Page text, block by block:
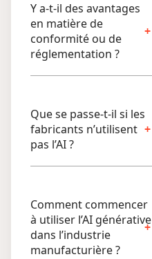
Y a-t-il des avantages
en matière de
conformité ou de
réglementation ?
Que se passe-t-il si les
fabricants n’utilisent
pas l’AI ?
Comment commencer
à utiliser l’AI générative
dans l’industrie
manufacturière ?